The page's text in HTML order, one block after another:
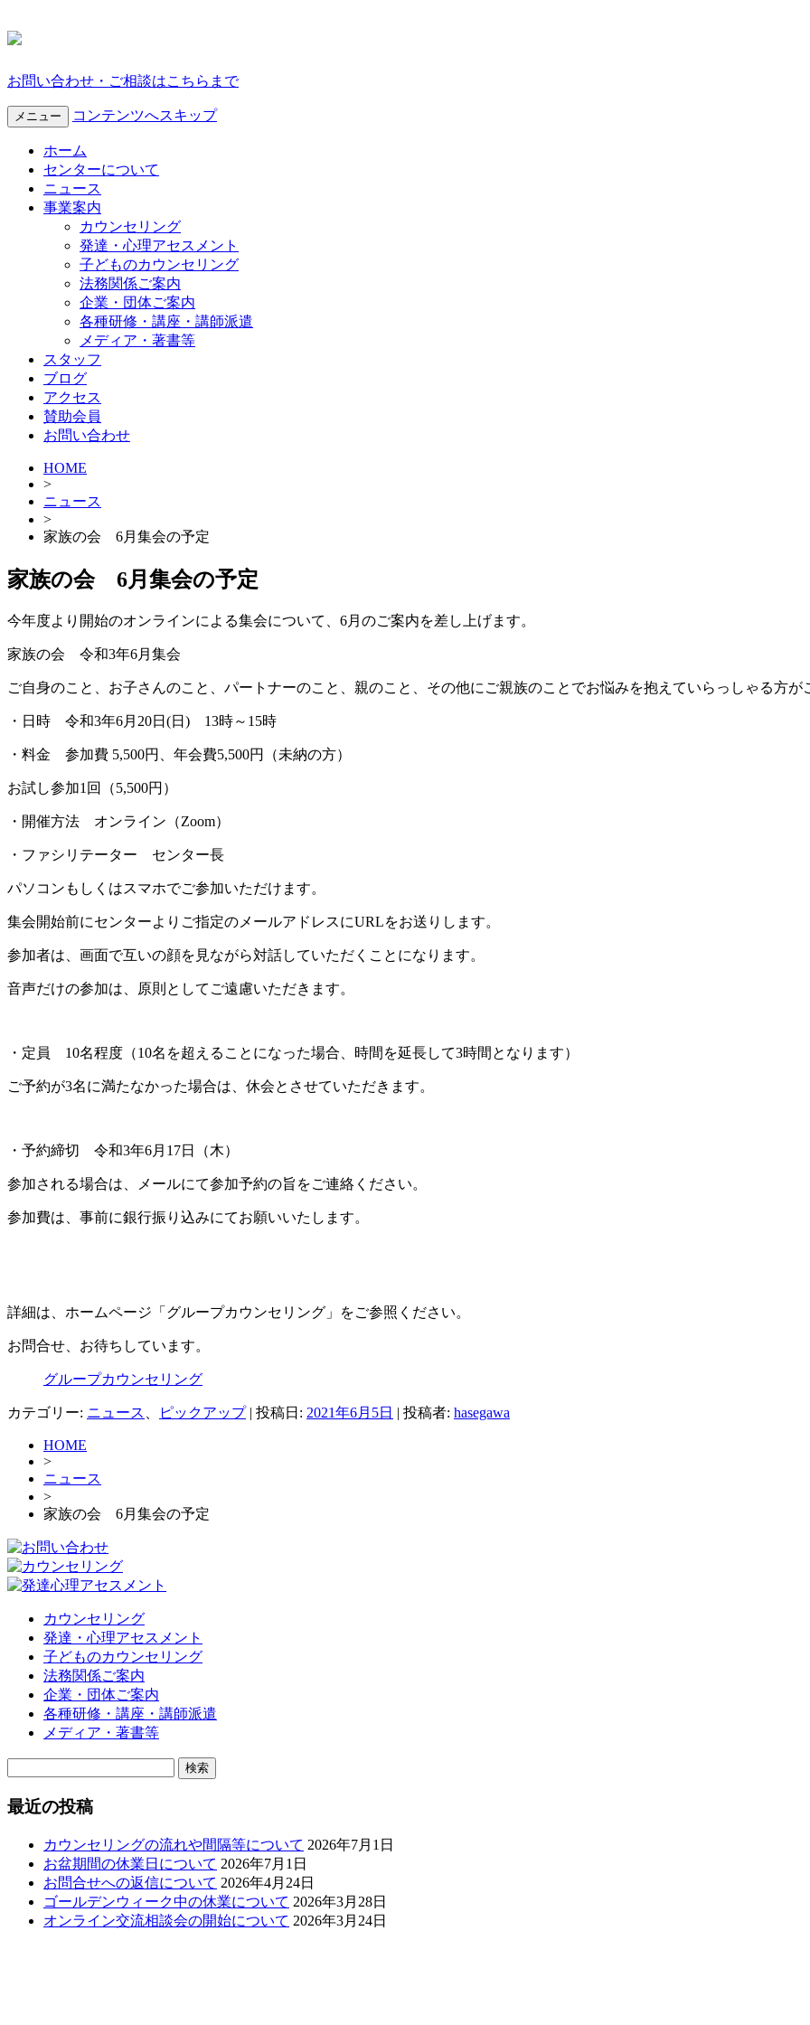
お問い合わせ・ご相談はこちらまで
メニュー コンテンツへスキップ
ホーム
センターについて
ニュース
事業案内
カウンセリング
発達・心理アセスメント
子どものカウンセリング
法務関係ご案内
企業・団体ご案内
各種研修・講座・講師派遣
メディア・著書等
スタッフ
ブログ
アクセス
賛助会員
お問い合わせ
HOME
>
ニュース
>
家族の会 6月集会の予定
家族の会 6月集会の予定
今年度より開始のオンラインによる集会について、6月のご案内を差し上げます。
家族の会 令和3年6月集会
ご自身のこと、お子さんのこと、パートナーのこと、親のこと、その他にご親族のことでお悩みを抱えていらっしゃる方が
・日時 令和3年6月20日(日) 13時～15時
・料金 参加費 5,500円、年会費5,500円（未納の方）
お試し参加1回（5,500円）
・開催方法 オンライン（Zoom）
・ファシリテーター センター長
パソコンもしくはスマホでご参加いただけます。
集会開始前にセンターよりご指定のメールアドレスにURLをお送りします。
参加者は、画面で互いの顔を見ながら対話していただくことになります。
音声だけの参加は、原則としてご遠慮いただきます。
・定員 10名程度（10名を超えることになった場合、時間を延長して3時間となります）
ご予約が3名に満たなかった場合は、休会とさせていただきます。
・予約締切 令和3年6月17日（木）
参加される場合は、メールにて参加予約の旨をご連絡ください。
参加費は、事前に銀行振り込みにてお願いいたします。
詳細は、ホームページ「グループカウンセリング」をご参照ください。
お問合せ、お待ちしています。
グループカウンセリング
カテゴリー: ニュース ピックアップ| 投稿日: 2021年6月5日 | 投稿者: hasegawa
HOME
>
ニュース
>
家族の会 6月集会の予定
カウンセリング
発達・心理アセスメント
子どものカウンセリング
法務関係ご案内
企業・団体ご案内
各種研修・講座・講師派遣
メディア・著書等
最近の投稿
カウンセリングの流れや間隔等について 2026年7月1日
お盆期間の休業日について 2026年7月1日
お問合せへの返信について 2026年4月24日
ゴールデンウィーク中の休業について 2026年3月28日
オンライン交流相談会の開始について 2026年3月24日